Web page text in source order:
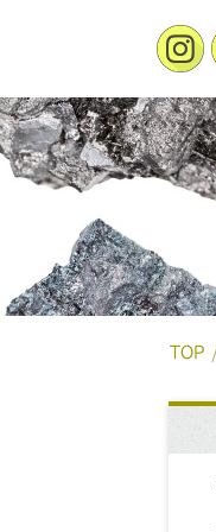
TOP